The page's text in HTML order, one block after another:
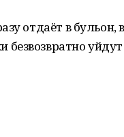
отдаёт в
безвозвратно